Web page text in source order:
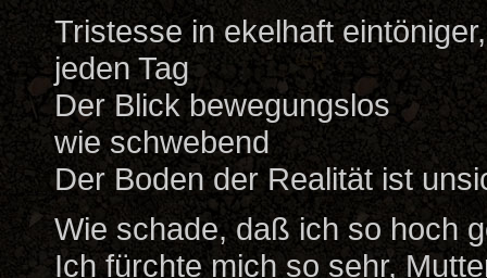
Tristesse in ekelhaft
jeden Tag
Der Blick bewegungslos
wie schwebend
Der Boden der Realität ist
Wie schade, daß ich so hoch
Ich fürchte mich so sehr,